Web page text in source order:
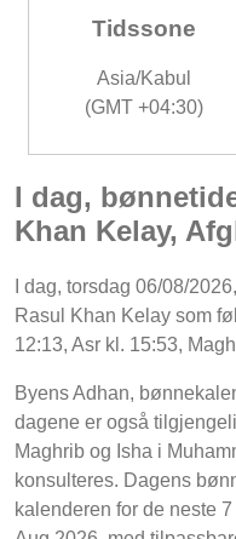
Tidssone
Asia/Kabul
(GMT +04:30)
I dag,
Khan Kelay,
I dag, torsdag 06/08/
Rasul Khan Kelay som
12:13, Asr kl. 15:53,
Byens Adhan,
dagene er også
Maghrib og Isha i
konsulteres. Dagens
kalenderen for de neste